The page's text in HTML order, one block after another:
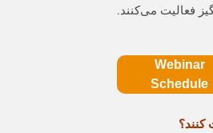
فعالیت می‌کنند.
Webinar
Schedule